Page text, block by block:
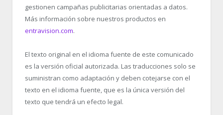
gestionen campañas publicitarias orientadas a datos.
Más información sobre nuestros productos en
entravision.com.
El texto original en el idioma fuente de este comunicado
es la versión oficial autorizada. Las traducciones solo se
suministran como adaptación y deben cotejarse con el
texto en el idioma fuente, que es la única versión del
texto que tendrá un efecto legal.